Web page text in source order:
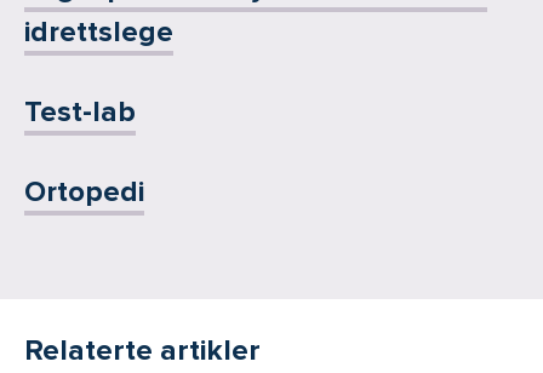
idrettslege
Test-lab
Ortopedi
Relaterte artikler